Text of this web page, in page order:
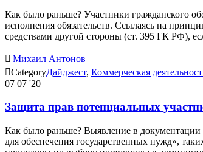
Как было раньше? Участники гражданского
исполнения обязательств. Ссылаясь на
средствами другой стороны (ст. 395 ГК РФ),
 Михаил Антонов
CategoryДайджест, Коммерческая
07 07 '20
Защита прав потенциальных
Как было раньше? Выявление в документации
для обеспечения государственных нужд»,